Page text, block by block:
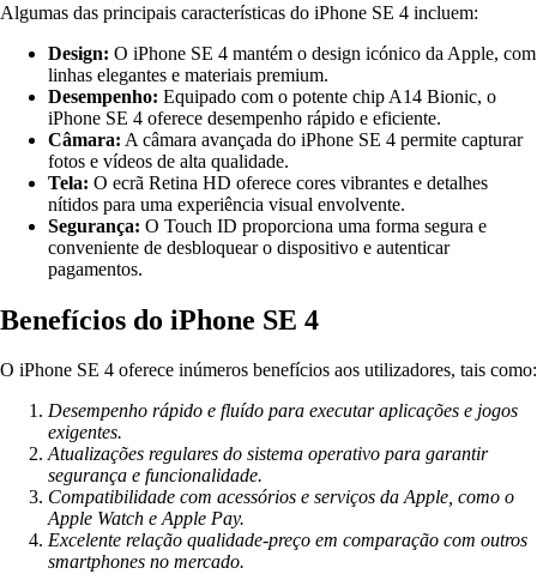
Algumas das principais características do iPhone SE 4 incluem:
Design: O iPhone SE 4 mantém o design icónico da Apple, com
linhas elegantes e materiais premium.
Desempenho: Equipado com o potente chip A14 Bionic, o
iPhone SE 4 oferece desempenho rápido e eficiente.
Câmara: A câmara avançada do iPhone SE 4 permite capturar
fotos e vídeos de alta qualidade.
Tela: O ecrã Retina HD oferece cores vibrantes e detalhes
nítidos para uma experiência visual envolvente.
Segurança: O Touch ID proporciona uma forma segura e
conveniente de desbloquear o dispositivo e autenticar
pagamentos.
Benefícios do iPhone SE 4
O iPhone SE 4 oferece inúmeros benefícios aos utilizadores, tais como:
Desempenho rápido e fluído para executar aplicações e jogos
exigentes.
Atualizações regulares do sistema operativo para garantir
segurança e funcionalidade.
Compatibilidade com acessórios e serviços da Apple, como o
Apple Watch e Apple Pay.
Excelente relação qualidade-preço em comparação com outros
smartphones no mercado.